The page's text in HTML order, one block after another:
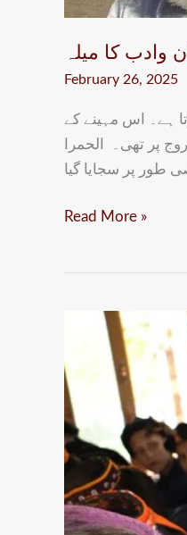
وادب کا میلہ
February 26, 2025
ہے۔ اس مہینے کے
پر تھی۔ الحمرا
Read More »
ایجنسی
فار
ہیبیٹاٹ
کی
سے
بمبوریت